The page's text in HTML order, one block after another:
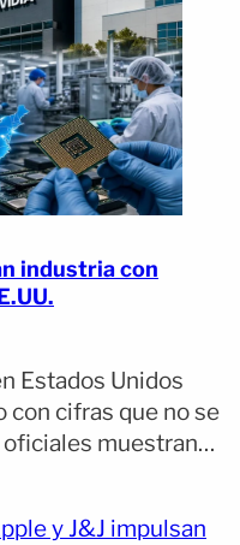
industria con
Estados Unidos
con cifras que no se
oficiales muestran
de gigantes como
en medio de un
y J&J impulsan